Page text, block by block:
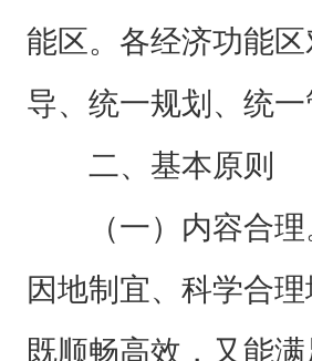
能区。各经济功能
导、统一规划、统一
二、基本原则
（一）内容合理
因地制宜、科学合
既顺畅高效，又能